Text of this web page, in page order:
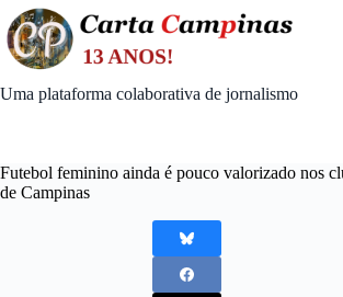
Skip
to
content
Uma plataforma colaborativa de jornalismo
Futebol feminino ainda é pouco valorizado nos
de Campinas